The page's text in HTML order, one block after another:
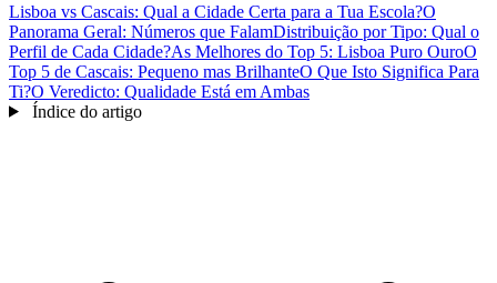
Lisboa vs Cascais: Qual a Cidade Certa para a Tua Escola?O
Panorama Geral: Números que FalamDistribuição por Tipo: Qual o
Perfil de Cada Cidade?As Melhores do Top 5: Lisboa Puro OuroO
Top 5 de Cascais: Pequeno mas BrilhanteO Que Isto Significa Para
Ti?O Veredicto: Qualidade Está em Ambas
Índice do artigo